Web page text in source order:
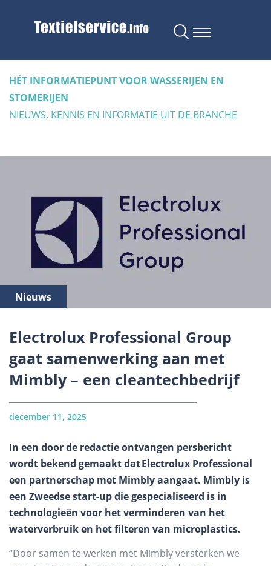
HÉT INFORMATIEPUNT VOOR WASSERIJEN EN
STOMERIJEN
NIEUWS, KENNIS EN INFORMATIE UIT DE BRANCHE
Nieuws
Electrolux Professional Group
gaat samenwerking aan met
Mimbly – een cleantechbedrijf
december 11, 2025
In een door de redactie ontvangen persbericht
wordt bekend gemaakt dat Electrolux Professional
een partnerschap met Mimbly aangaat. Mimbly is
een Zweedse start-up die gespecialiseerd is in
technologieën voor het verminderen van het
waterverbruik en het filteren van microplastics.
“Door samen te werken met Mimbly versterken we